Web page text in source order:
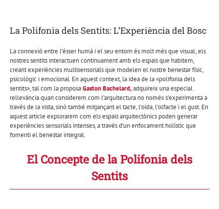
La Polifonia dels Sentits: L’Experiència del Bosc
La connexió entre l’ésser humà i el seu entorn és molt més que visual; els
nostres sentits interactuen contínuament amb els espais que habitem,
creant experiències multisensorials que modelen el nostre benestar físic,
psicològic i emocional. En aquest context, la idea de la «polifonia dels
sentits», tal com la proposaGaston Bachelard,adquireix una especial
rellevància quan considerem com l’arquitectura no només s’experimenta a
través de la vista, sinó també mitjançant el tacte, l’oïda, l’olfacte i el gust. En
aquest article explorarem com els espais arquitectònics poden generar
experiències sensorials intenses, a través d’un enfocament holístic que
fomenti el benestar integral.
El Concepte de la Polifonia dels
Sentits